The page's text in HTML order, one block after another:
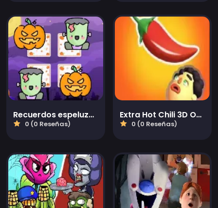
Recuerdos espeluznantes de Halloween
0 (0 Reseñas)
Extra Hot Chili 3D Online
0 (0 Reseñas)